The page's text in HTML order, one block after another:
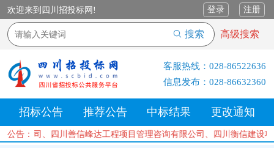
欢迎来到四川招投标网! 登录 注册
搜索 高级搜索
客服热线： 028-86522636
信息发布： 028-86632360
招标公告 推荐公告 中标结果 更改通知
公告：司、四川善信峰达工程项目管理咨询有限公司、四川衡信建